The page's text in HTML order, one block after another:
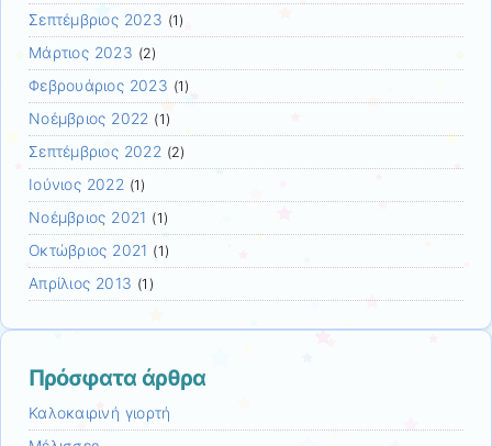
Σεπτέμβριος 2023 (1)
Μάρτιος 2023 (2)
Φεβρουάριος 2023 (1)
Νοέμβριος 2022 (1)
Σεπτέμβριος 2022 (2)
Ιούνιος 2022 (1)
Νοέμβριος 2021 (1)
Οκτώβριος 2021 (1)
Απρίλιος 2013 (1)
Πρόσφατα άρθρα
Καλοκαιρινή γιορτή